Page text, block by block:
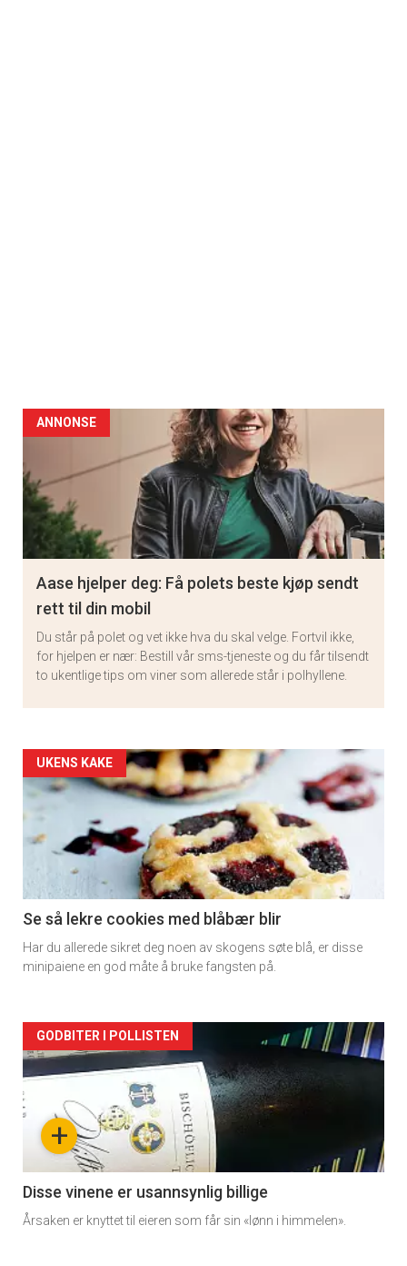
ANNONSE
Aase hjelper deg: Få polets beste kjøp sendt
rett til din mobil
Du står på polet og vet ikke hva du skal velge. Fortvil ikke,
for hjelpen er nær: Bestill vår sms-tjeneste og du får tilsendt
to ukentlige tips om viner som allerede står i polhyllene.
Artikler
detail
-
section
11
UKENS KAKE
Se så lekre cookies med blåbær blir
Har du allerede sikret deg noen av skogens søte blå, er disse
minipaiene en god måte å bruke fangsten på.
Artikler
detail
-
section
11
Dagens
+
GODBITER I POLLISTEN
Disse vinene er usannsynlig billige
Årsaken er knyttet til eieren som får sin «lønn i himmelen».